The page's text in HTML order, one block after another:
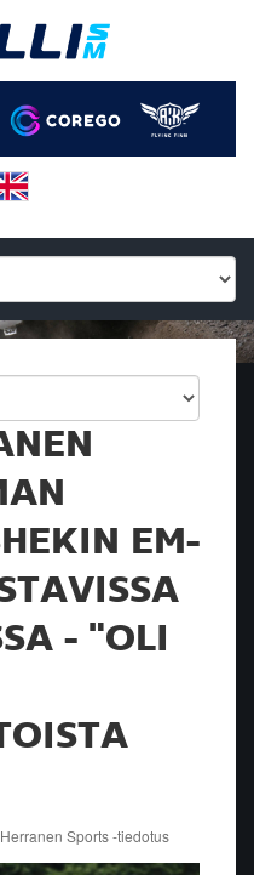
EM-
- "OLI
Sports -tiedotus